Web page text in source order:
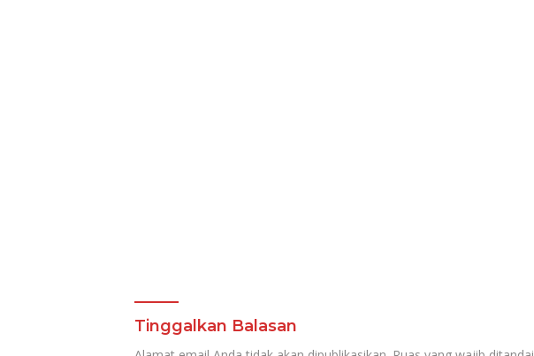
Tinggalkan Balasan